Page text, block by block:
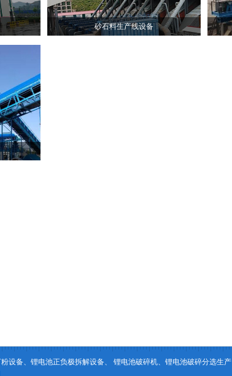
砂石料生产线设备
设备、锂电池正负极拆解设备、 锂电池破碎机、锂电池破碎分选生产